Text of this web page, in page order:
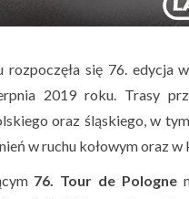
rozpoczęła się 76. edycja
2019 roku. Trasy
oraz śląskiego, w
w ruchu kołowym oraz w
76. Tour de Pologne